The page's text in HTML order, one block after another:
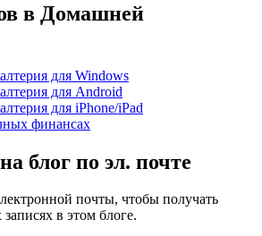
в Домашней
для Windows
для Android
для iPhone/iPad
финансах
блог по эл. почте
почты, чтобы получать
в этом блоге.